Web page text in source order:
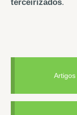
terceirizados.
Artigos